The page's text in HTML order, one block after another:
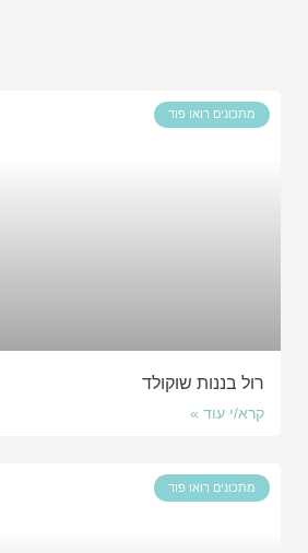
מתכונים רואו פוד
רול בננות שוקולד
קרא/י עוד »
מתכונים רואו פוד